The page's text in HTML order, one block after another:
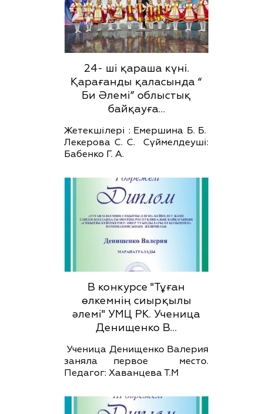
24- ші қараша күні.
Қарағанды қаласында “
Би Әлемі” облыстық
байқауға…
Жетекшілері : Емершина Б. Б.
Лекерова С. С. Сүймелдеуші:
Бабенко Г. А.
В конкурсе "Тұған
өлкемнің сиырқылы
әлемі" УМЦ РК. Ученица
Денищенко В…
Ученица Денищенко Валерия
заняла первое место.
Педагог: Хаванцева Т.М